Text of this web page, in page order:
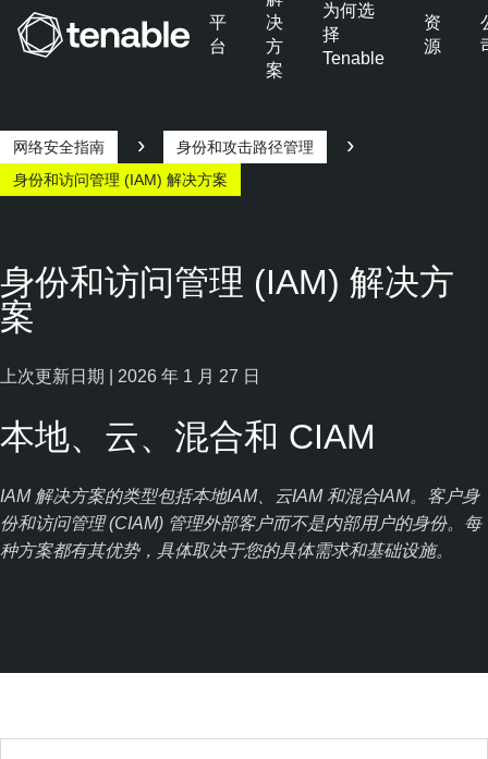
跳转至页脚
平
台
决
方
案
为何选
择
Tenable
资
源
网络安全指南
身份和攻击路径管理
身份和访问管理 (IAM) 解决方案
身份和访问管理 (IAM) 解决方
案
上次更新日期 | 2026 年 1 月 27 日
本地、云、混合和 CIAM
IAM 解决方案的类型包括本地IAM、云IAM 和混合IAM。客户身
份和访问管理 (CIAM) 管理外部客户而不是内部用户的身份。每
种方案都有其优势，具体取决于您的具体需求和基础设施。